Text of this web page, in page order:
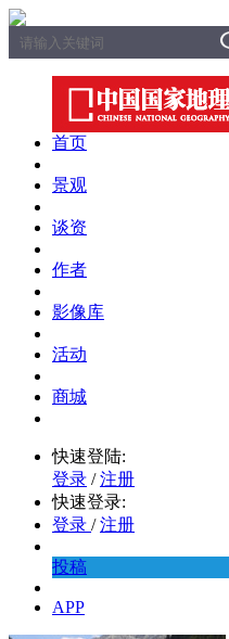
首页
景观
谈资
作者
影像库
活动
商城
快速登陆:
登录 / 注册
快速登录:
登录 / 注册
投稿
APP